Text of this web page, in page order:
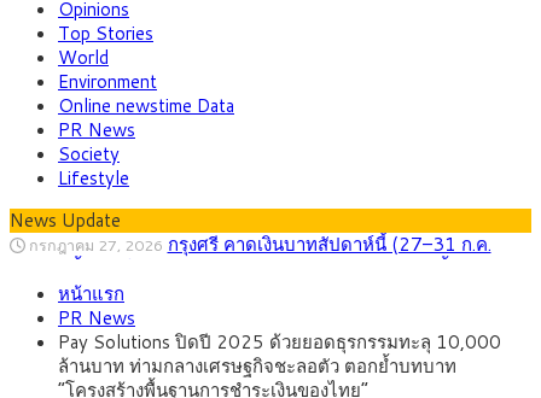
Opinions
Top Stories
World
Environment
Online newstime Data
PR News
Society
Lifestyle
News Update
กรกฎาคม 27, 2026 กรุงศรี คาดเงินบาทสัปดาห์นี้ (27–31 ก.ค.
หน้ารถไฟฟ้าสงขลา โมโนเรล 12.54 กม. เชื่อมเมืองหาดใหญ่
สิงหาคม 4, 2026
รายหัวเพียง 2,618 บาท เสนอทบทวนจัดสรรงบให้สอดคล้องภาระ
งานจริง
สิงหาคม 3, 2026
33.00-33.60 ติดตามข้อมูลจ้างงานสหรัฐฯ
สิงหาคม 1, 2026 “เอกนิติ” เปิดเครื่องยนต์เศรษฐกิจใหม่ของไทย
เดินหน้า 5 ยุทธศาสตร์ รื้อโครงสร้างเศรษฐกิจ ดันไทยโตเต็ม
กรกฎาคม 27, 2026 ภัยเงียบใกล้ตัวเด็ก LSD “แสตมป์เมา” ยาเสพ
หน้าแรก
PR News
Pay Solutions ปิดปี 2025 ด้วยยอดธุรกรรมทะลุ 10,000
ล้านบาท ท่ามกลางเศรษฐกิจชะลอตัว ตอกย้ำบทบาท
“โครงสร้างพื้นฐานการชำระเงินของไทย”